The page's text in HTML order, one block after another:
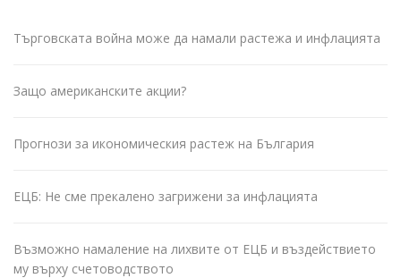
Търговската война може да намали растежа и инфлацията
Защо американските акции?
Прогнози за икономическия растеж на България
ЕЦБ: Не сме прекалено загрижени за инфлацията
Възможно намаление на лихвите от ЕЦБ и въздействието
му върху счетоводството